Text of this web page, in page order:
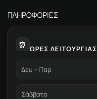
ΠΛΗΡΟΦΟΡΙΕΣ
⏰ ΩΡΕΣ ΛΕΙΤΟΥΡΓΙΑΣ
Δευ – Παρ
Σάββατο